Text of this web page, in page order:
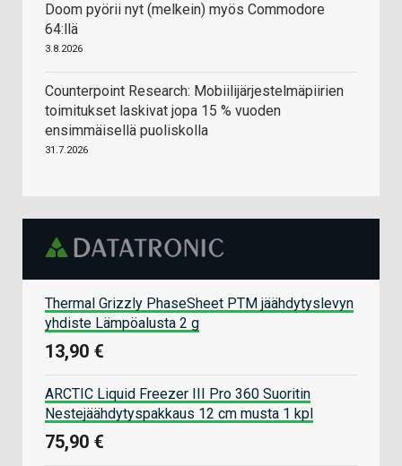
Doom pyörii nyt (melkein) myös Commodore
64:llä
3.8.2026
Counterpoint Research: Mobiilijärjestelmäpiirien
toimitukset laskivat jopa 15 % vuoden
ensimmäisellä puoliskolla
31.7.2026
Thermal Grizzly PhaseSheet PTM jäähdytyslevyn
yhdiste Lämpöalusta 2 g
13,90 €
ARCTIC Liquid Freezer III Pro 360 Suoritin
Nestejäähdytyspakkaus 12 cm musta 1 kpl
75,90 €